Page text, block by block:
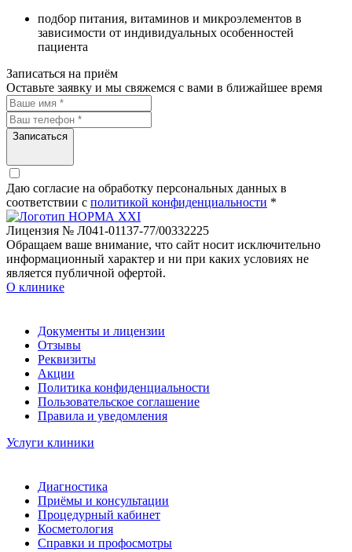
подбор питания, витаминов и микроэлементов в
зависимости от индивидуальных особенностей
пациента
Записаться на приём
Оставьте заявку и мы свяжемся с вами в ближайшее время
Записаться
Даю согласие на обработку персональных данных в
соответствии c политикой конфиденциальности *
Лицензия № Л041-01137-77/00332225
Обращаем ваше внимание, что сайт носит исключительно
информационный характер и ни при каких условиях не
является публичной офертой.
О клинике
Документы и лицензии
Отзывы
Реквизиты
Акции
Политика конфиденциальности
Пользовательское соглашение
Правила и уведомления
Услуги клиники
Диагностика
Приёмы и консультации
Процедурный кабинет
Косметология
Справки и профосмотры